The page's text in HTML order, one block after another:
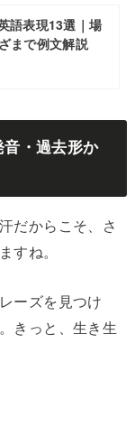
語表現13選｜場
まで例文解説
音・過去形か
だからこそ、さ
すね。
ーズを見つけ
きっと、生き生